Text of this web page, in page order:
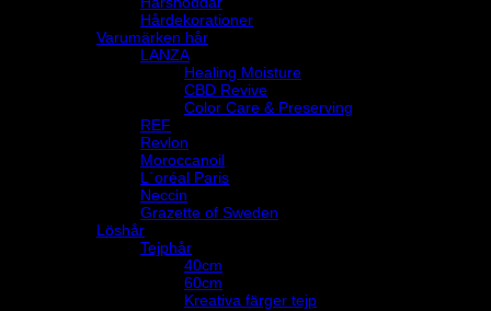
Hårdekorationer
Varumärken hår
LANZA
Healing Moisture
CBD Revive
Color Care & Preserving
REF
Revlon
Moroccanoil
L´oréal Paris
Neccin
Grazette of Sweden
Löshår
Tejphår
40cm
60cm
Kreativa färger tejp